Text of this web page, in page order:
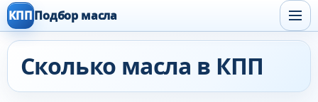
КПППодбор масла
Сколько масла в КПП